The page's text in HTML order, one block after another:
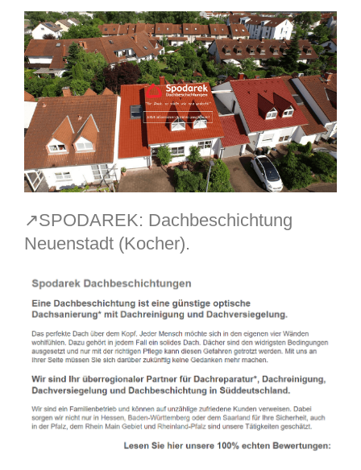
↗️SPODAREK: Dachbeschichtung
Neuenstadt (Kocher).